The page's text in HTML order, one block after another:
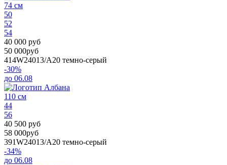
74 см
50
52
54
40 000 руб
50 000руб
414W24013/А20 темно-серый
-30%
до 06.08
110 см
44
56
40 500 руб
58 000руб
391W24013/А20 темно-серый
-34%
до 06.08